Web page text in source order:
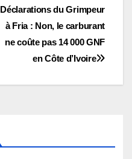
Déclarations du Grimpeur
à Fria : Non, le carburant
ne coûte pas 14 000 GNF
en Côte d’Ivoire